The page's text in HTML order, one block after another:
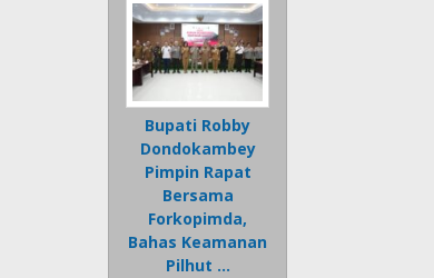
Bupati Robby
Dondokambey
Pimpin Rapat
Bersama
Forkopimda,
Bahas Keamanan
Pilhut …